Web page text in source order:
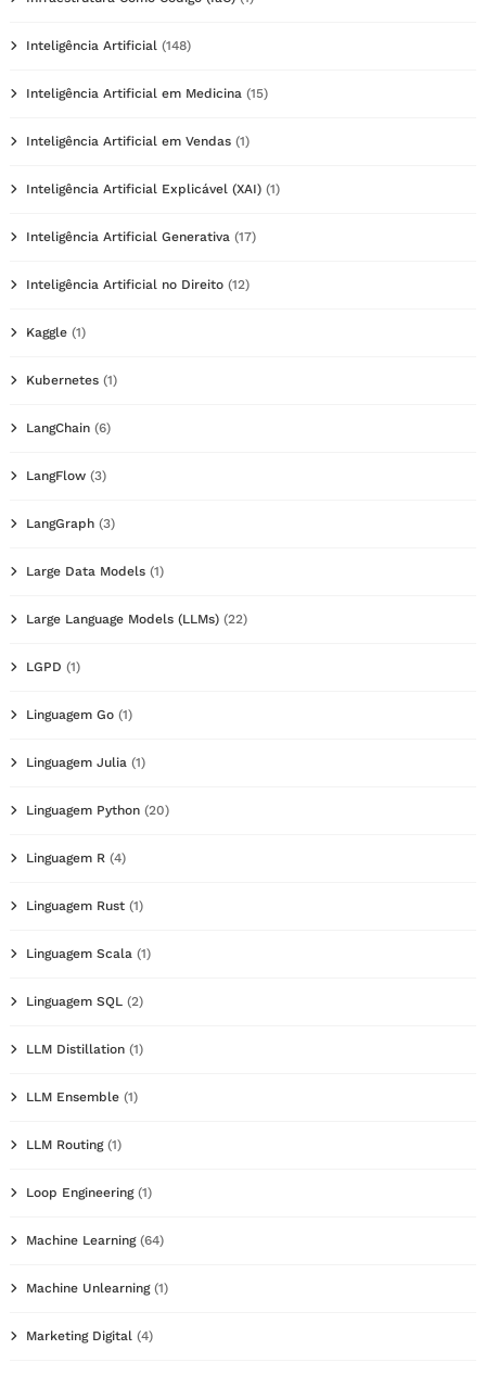
Inteligência Artificial (148)
Inteligência Artificial em Medicina (15)
Inteligência Artificial em Vendas (1)
Inteligência Artificial Explicável (XAI) (1)
Inteligência Artificial Generativa (17)
Inteligência Artificial no Direito (12)
Kaggle (1)
Kubernetes (1)
LangChain (6)
LangFlow (3)
LangGraph (3)
Large Data Models (1)
Large Language Models (LLMs) (22)
LGPD (1)
Linguagem Go (1)
Linguagem Julia (1)
Linguagem Python (20)
Linguagem R (4)
Linguagem Rust (1)
Linguagem Scala (1)
Linguagem SQL (2)
LLM Distillation (1)
LLM Ensemble (1)
LLM Routing(1)
Loop Engineering(1)
Machine Learning(64)
Machine Unlearning(1)
Marketing Digital (4)